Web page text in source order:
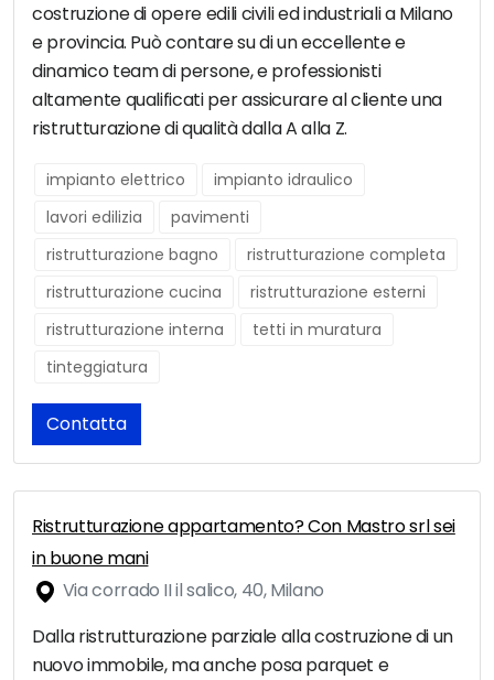
costruzione di opere edili civili ed industriali a Milano
e provincia. Può contare su di un eccellente e
dinamico team di persone, e professionisti
altamente qualificati per assicurare al cliente una
ristrutturazione di qualità dalla A alla Z.
impianto elettrico
impianto idraulico
lavori edilizia
pavimenti
ristrutturazione bagno
ristrutturazione completa
ristrutturazione cucina
ristrutturazione esterni
ristrutturazione interna
tetti in muratura
tinteggiatura
Contatta
Ristrutturazione appartamento? Con Mastro srl sei
in buone mani
Via corrado II il salico, 40, Milano
Dalla ristrutturazione parziale alla costruzione di un
nuovo immobile, ma anche posa parquet e